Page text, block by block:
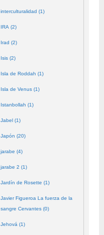
interculturalidad (1)
IRA (2)
Irad (2)
Isis (2)
Isla de Roddah (1)
Isla de Venus (1)
Istanbollah (1)
Jabel (1)
Japón (20)
jarabe (4)
jarabe 2 (1)
Jardín de Rosette (1)
Javier Figueroa La fuerza de la
sangre Cervantes (0)
Jehová (1)